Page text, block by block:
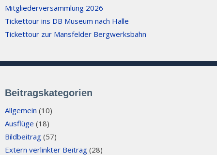
Mitgliederversammlung 2026
Tickettour ins DB Museum nach Halle
Tickettour zur Mansfelder Bergwerksbahn
Beitragskategorien
Allgemein (10)
Ausflüge (18)
Bildbeitrag (57)
Extern verlinkter Beitrag (28)